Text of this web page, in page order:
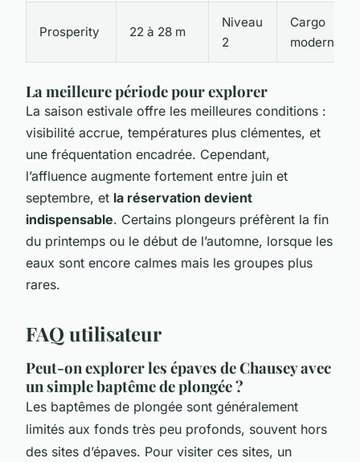
Prosperity 22 à 28 m
Niveau
2
Cargo
moderne
La meilleure période pour explorer
La saison estivale offre les meilleures conditions :
visibilité accrue, températures plus clémentes, et
une fréquentation encadrée. Cependant,
l’affluence augmente fortement entre juin et
septembre, et la réservation devient
indispensable. Certains plongeurs préfèrent la fin
du printemps ou le début de l’automne, lorsque les
eaux sont encore calmes mais les groupes plus
rares.
FAQ utilisateur
Peut-on explorer les épaves de Chausey avec
un simple baptême de plongée ?
Les baptêmes de plongée sont généralement
limités aux fonds très peu profonds, souvent hors
des sites d’épaves. Pour visiter ces sites, un